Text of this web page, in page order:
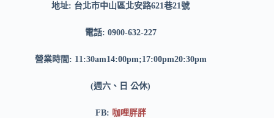
地址: 台北市中山區北安路621巷21號
電話: 0900-632-227
營業時間: 11:30am14:00pm;17:00pm20:30pm
(週六、日 公休)
FB: 咖哩胖胖